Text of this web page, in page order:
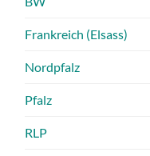
Frankreich (Elsass)
Nordpfalz
Pfalz
RLP